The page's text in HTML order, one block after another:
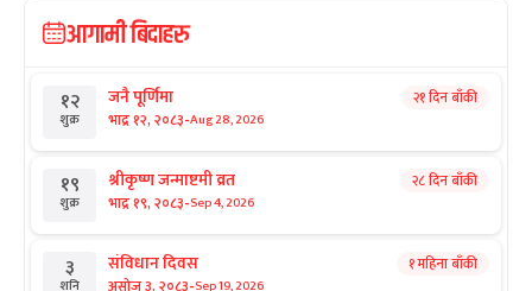
आगामी बिदाहरु
१२
शुक्र
जनै पूर्णिमा
भाद्र १२, २०८३-Aug 28, 2026
२१ दिन बाँकी
१९
शुक्र
श्रीकृष्ण जन्माष्टमी व्रत
भाद्र १९, २०८३-Sep 4, 2026
२८ दिन बाँकी
३
शनि
संविधान दिवस
Sep 19, 2026
१ महिना बाँकी